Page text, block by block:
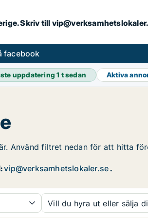
Skriv till
facebook
uppdatering1 t sedan Aktiva
Använd filtret nedan för att hitta
vip@verksamhetslokaler.se.
Vill du hyra ut eller sälja